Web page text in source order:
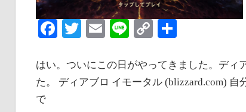
Facebook
TwitterEmailLineCopy
はい。ついにこの日がやってきました。ディ
た。 ディアブロ イモータル (blizzard.com)
で